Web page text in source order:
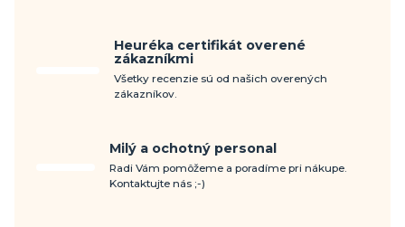
Heuréka certifikát overené
zákazníkmi
Všetky recenzie sú od našich overených
zákazníkov.
Milý a ochotný personal
Radi Vám pomôžeme a poradíme pri nákupe.
Kontaktujte nás ;-)